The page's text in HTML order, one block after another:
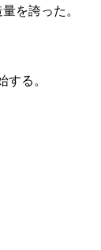
を誇った。
る。